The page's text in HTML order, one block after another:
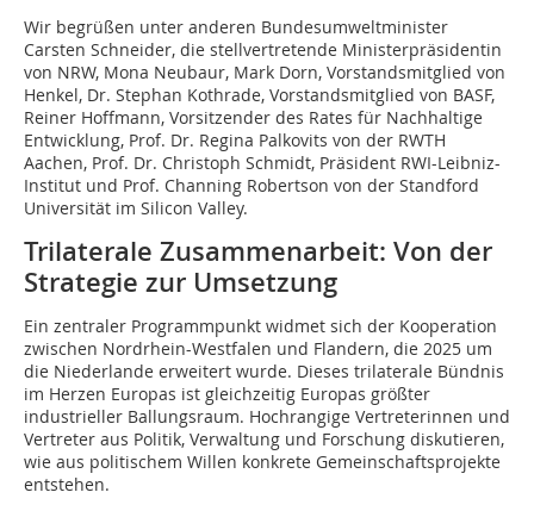
Wir begrüßen unter anderen Bundesumweltminister
Carsten Schneider, die stellvertretende Ministerpräsidentin
von NRW, Mona Neubaur, Mark Dorn, Vorstandsmitglied von
Henkel, Dr. Stephan Kothrade, Vorstandsmitglied von BASF,
Reiner Hoffmann, Vorsitzender des Rates für Nachhaltige
Entwicklung, Prof. Dr. Regina Palkovits von der RWTH
Aachen, Prof. Dr. Christoph Schmidt, Präsident RWI-Leibniz-
Institut und Prof. Channing Robertson von der Standford
Universität im Silicon Valley.
Trilaterale Zusammenarbeit: Von der
Strategie zur Umsetzung
Ein zentraler Programmpunkt widmet sich der Kooperation
zwischen Nordrhein-Westfalen und Flandern, die 2025 um
die Niederlande erweitert wurde. Dieses trilaterale Bündnis
im Herzen Europas ist gleichzeitig Europas größter
industrieller Ballungsraum. Hochrangige Vertreterinnen und
Vertreter aus Politik, Verwaltung und Forschung diskutieren,
wie aus politischem Willen konkrete Gemeinschaftsprojekte
entstehen.